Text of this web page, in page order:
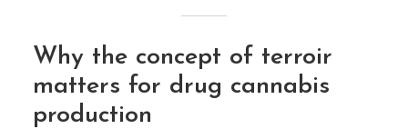
Why the concept of terroir
matters for drug cannabis
production